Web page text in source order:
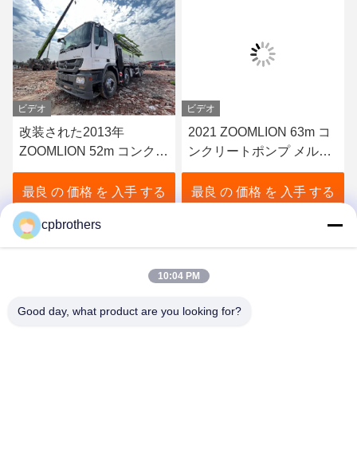
ビデオ
2021 ZOOMLION 63m コ
ンクリートポンプ メルセ
デス・ベンツ・シャシー
販売
最良 の 価格 を 入手 する
ビデオ
2014年にプッツマイスタ
ーのために使用された水
力加工プロセス46メート
ルのコンクリートポンプ
最良 の 価格 を 入手 する
cpbrothers
10:04 PM
Good day, what product are you looking for?